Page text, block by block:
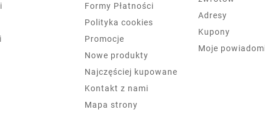
Formy Płatności
Polityka cookies
Promocje
Nowe produkty
Najczęściej kupowane
Kontakt z nami
Mapa strony
Adresy
Kupony
Moje